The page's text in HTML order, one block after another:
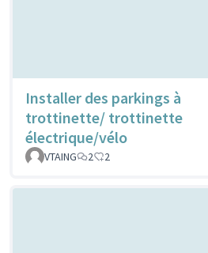
Installer des parkings à
trottinette/ trottinette
électrique/vélo
VTAING 2 2